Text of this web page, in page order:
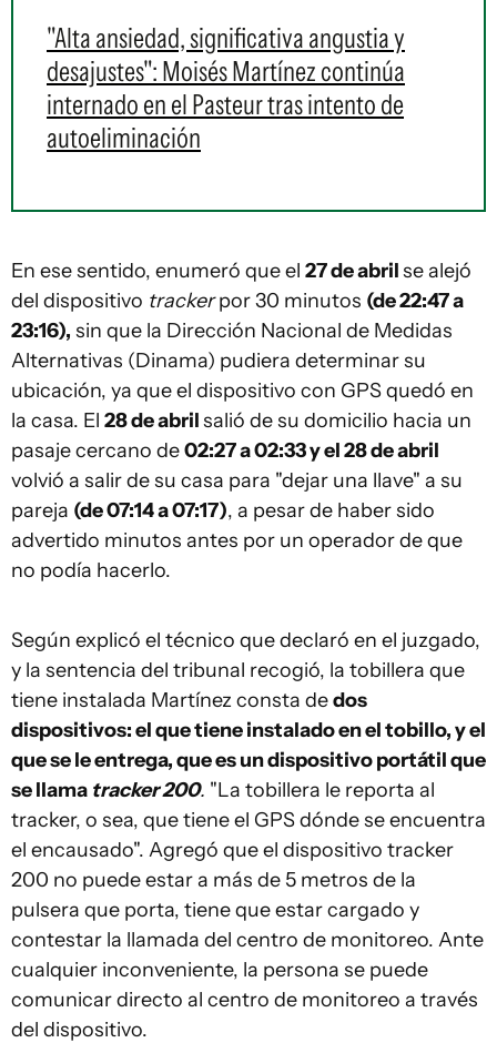
"Alta ansiedad, significativa angustia y
desajustes": Moisés Martínez continúa
internado en el Pasteur tras intento de
autoeliminación
En ese sentido, enumeró que el 27 de abrilse alejó
del dispositivo trackerpor 30 minutos (de 22:47 a
23:16), sin que la Dirección Nacional de Medidas
Alternativas (Dinama) pudiera determinar su
ubicación, ya que el dispositivo con GPS quedó en
la casa. El 28 de abrilsalió de su domicilio hacia un
pasaje cercano de02:27 a 02:33 y el28 de abril
volvió a salir de su casa para "dejar una llave" a su
pareja (de 07:14 a 07:17), a pesar de haber sido
advertido minutos antes por un operador de que
no podía hacerlo.
Según explicó el técnico que declaró en el juzgado,
y la sentencia del tribunal recogió, la tobillera que
tiene instalada Martínez consta dedos
dispositivos: el que tiene instalado en el tobillo, y el
que se le entrega, que es un dispositivo portátil que
se llama tracker 200. "La tobillera le reporta al
tracker, o sea, que tiene el GPS dónde se encuentra
el encausado". Agregó que el dispositivo tracker
200 no puede estar a más de 5 metros de la
pulsera que porta, tiene que estar cargado y
contestar la llamada del centro de monitoreo. Ante
cualquier inconveniente, la persona se puede
comunicar directo al centro de monitoreo a través
del dispositivo.